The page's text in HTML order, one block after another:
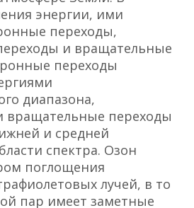
энергии, ими
переходы,
и вращательные
переходы
диапазона,
вращательные переходы
и средней
спектра. Озон
поглощения
лучей, в то
пар имеет заметные